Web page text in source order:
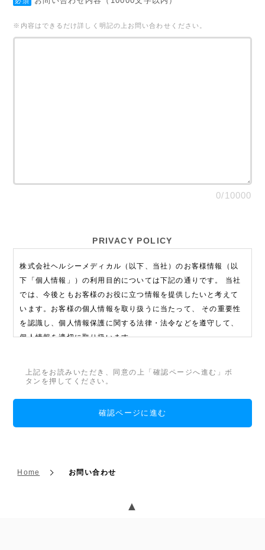
※内容はできるだけ詳しく明記の上お問い合わせください。
0/10000
PRIVACY POLICY
株式会社ヘルシーメディカル（以下、当社）のお客様情報（以
下「個人情報」）の利用目的については下記の通りです。 当社
では、今後ともお客様のお役に立つ情報を提供したいと考えて
います。お客様の個人情報を取り扱うに当たって、 その重要性
を認識し、個人情報保護に関する法律・法令などを遵守して、
個人情報を適切に取り扱います。
当社が個人情報を取得する利用目的は次の通りです。ここに定
ときに、あらかじめ利用目的を明示いたします。
3. 個人情報を統計的に集計・分析し、個人を識別・特定できな
上記をお読みいただき、同意の上「確認ページへ進む」ボ
タンを押してください。
Home お問い合わせ
▲